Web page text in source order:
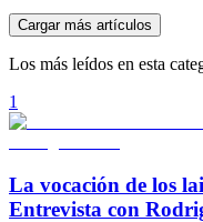
Cargar más artículos
Los más leídos en esta
1
La vocación de los
Entrevista con